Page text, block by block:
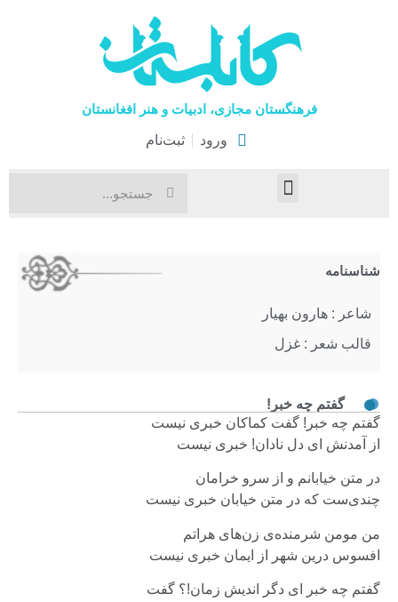
فرهنگستان مجازی، ادبیات و هنر افغانستان
ورود ثبت‌نام
گفتم چه خبر!
گفتم چه خبر! گفت کماکان خبری نیست
از آمدنش ای دل نادان! خبری نیست
در متن خیابانم و از سرو خرامان
چندی‌ست که در متن خیابان خبری نیست
من مومن شرمنده‌ی زن‌های هراتم
افسوس درین شهر از ایمان خبری نیست
گفتم چه خبر ای دگر اندیش زمان!؟ گفت
شناسنامه
شاعر : هارون بهیار
قالب شعر : غزل